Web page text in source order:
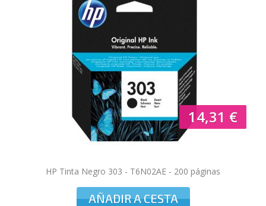
14,31 €
HP Tinta Negro 303 - T6N02AE - 200 páginas
AÑADIR A CESTA